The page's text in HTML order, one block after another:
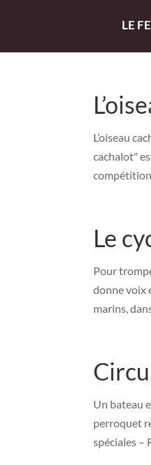
LE
L’oiseau
cachalot"
compétition
Le
Pour
donne voix
marins,
Un bateau
perroquet
spéciales –